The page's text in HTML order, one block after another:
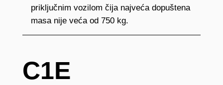
priključnim vozilom čija najveća dopuštena
masa nije veća od 750 kg.
C1E